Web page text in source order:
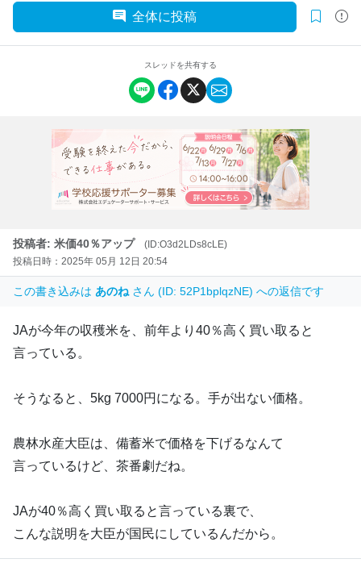
全体に投稿
スレッドを共有する
投稿者: 米価40％アップ
(ID:O3d2LDs8cLE)
投稿日時：2025年 05月 12日 20:54
この書き込みは あのね さん (ID: 52P1bplqzNE) への返信です
JAが今年の収穫米を、前年より40％高く買い取ると
言っている。
そうなると、5kg 7000円になる。手が出ない価格。
農林水産大臣は、備蓄米で価格を下げるなんて
言っているけど、茶番劇だね。
JAが40％高く買い取ると言っている裏で、
こんな説明を大臣が国民にしているんだから。